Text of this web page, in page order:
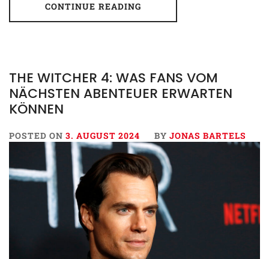
CONTINUE READING
THE WITCHER 4: WAS FANS VOM
NÄCHSTEN ABENTEUER ERWARTEN
KÖNNEN
POSTED ON 3. AUGUST 2024 BY JONAS BARTELS